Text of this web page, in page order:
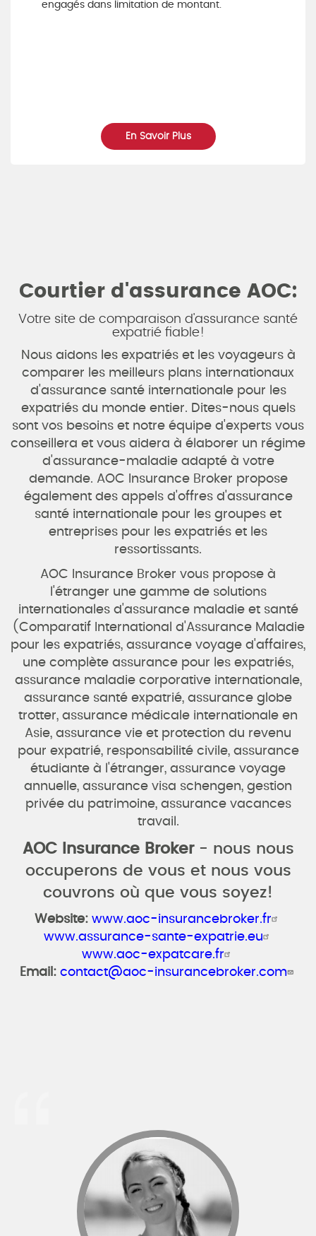
engagés dans limitation de montant.
En Savoir Plus
Courtier d'assurance AOC:
Votre site de comparaison d'assurance santé
expatrié fiable!
Nous aidons les expatriés et les voyageurs à
comparer les meilleurs plans internationaux
d'assurance santé internationale pour les
expatriés du monde entier. Dites-nous quels
sont vos besoins et notre équipe d'experts vous
conseillera et vous aidera à élaborer un régime
d'assurance-maladie adapté à votre
demande. AOC Insurance Broker propose
également des appels d'offres d'assurance
santé internationale pour les groupes et
entreprises pour les expatriés et les
ressortissants.
AOC Insurance Broker vous propose à
l'étranger une gamme de solutions
internationales d'assurance maladie et santé
(Comparatif International d'Assurance Maladie
pour les expatriés, assurance voyage d'affaires,
une complète assurance pour les expatriés,
assurance maladie corporative internationale,
assurance santé expatrié, assurance globe
trotter, assurance médicale internationale en
Asie, assurance vie et protection du revenu
pour expatrié, responsabilité civile, assurance
étudiante à l'étranger, assurance voyage
annuelle, assurance visa schengen, gestion
privée du patrimoine, assurance vacances
travail.
AOC Insurance Broker- nous nous
occuperons de vous et nous vous
couvrons où que vous soyez!
Website: www.aoc-insurancebroker.fr
www.assurance-sante-expatrie.eu
www.aoc-expatcare.fr
Email: contact@aoc-insurancebroker.com